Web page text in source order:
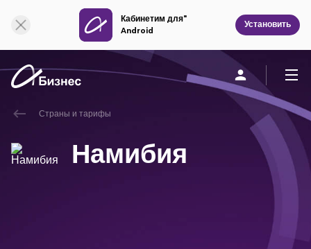
Кабинетим для"
Android
Установить
О компании
Страны и тарифы
Намибия
Онлайн поддержка